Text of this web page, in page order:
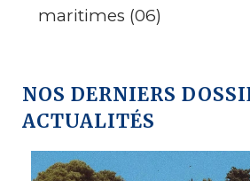
maritimes (06)
NOS DERNIERS
ACTUALITÉS